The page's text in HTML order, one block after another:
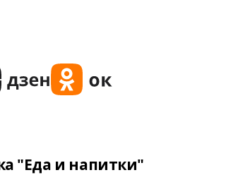
"Еда и напитки"